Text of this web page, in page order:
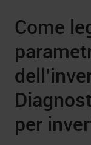
Come
per